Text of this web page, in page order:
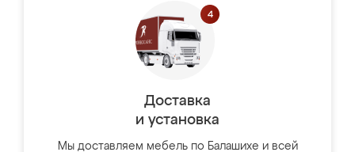
Доставка
и установка
Мы доставляем мебель по Балашихе и всей